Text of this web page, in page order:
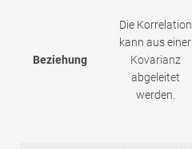
Beziehung
Die Korrelation
kann aus einer
Kovarianz
abgeleitet
werden.